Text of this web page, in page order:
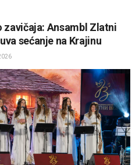
zavičaja: Ansambl Zlatni
sećanje na Krajinu